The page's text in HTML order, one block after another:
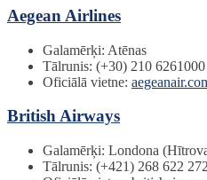
Aegean Airlines
Galamērķi: Atēnas
Tālrunis: (+30) 210 6261000
Oficiālā vietne:
British Airways
Galamērķi: Londona
Tālrunis: (+421) 268 622 272